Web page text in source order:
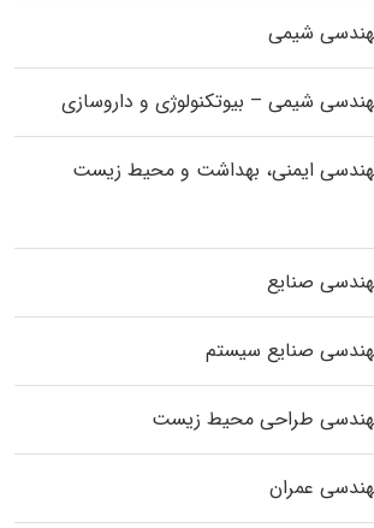
شیمی
شیمی – بیوتکنولوژی و داروسازی
ایمنی، بهداشت و محیط زیست
صنایع
صنایع سیستم
طراحی محیط زیست
عمران